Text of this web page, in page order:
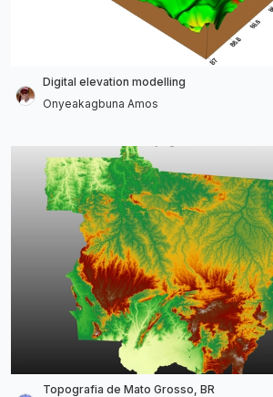
Digital elevation modelling
Onyeakagbuna Amos
Topografia de Mato Grosso, BR